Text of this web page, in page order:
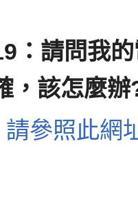
：請問我
，該怎麼辦
請參照此網